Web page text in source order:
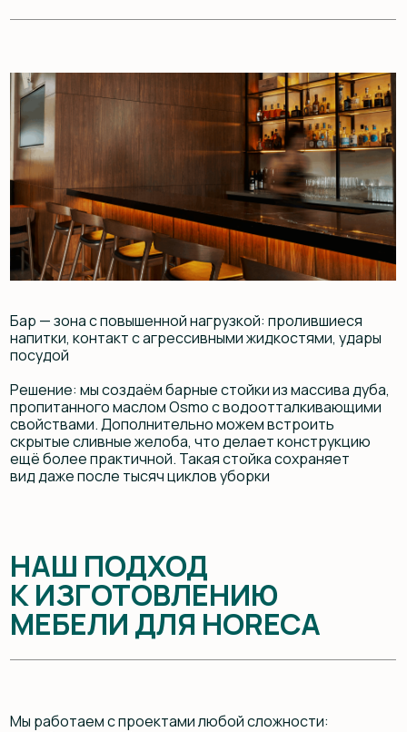
К ИЗГОТОВЛЕНИЮ
МЕБЕЛИ ДЛЯ HORECA
Мы работаем с проектами любой сложности:
от небольших кафе до премиальных ресторанов
и гостиниц. Важно не просто изготовить мебель
из массива дерева, но и учесть специфику заведения:
проходимость зала, стиль интерьера, освещение
и требования по эргономике
или дизайнером, затем создаём визуализацию
и подбираем оптимальные материалы. На этапе
производства каждая деталь проходит
Это гарантирует, что мебель на заказ не только
идеально впишется в интерьер, но и прослужит
долгие годы без потери внешнего вида
НАДЁЖНОСТЬ КАК